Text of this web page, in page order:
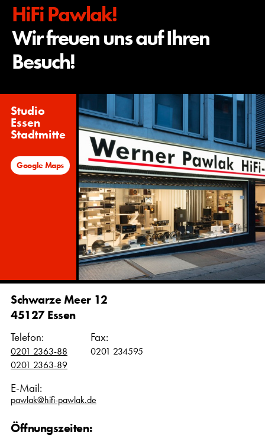
HiFi Pawlak!
Wir freuen uns auf Ihren
Besuch!
Studio
Essen
Stadtmitte
Google Maps
Schwarze Meer 12
45127 Essen
Telefon:
0201 2363-88
0201 2363-89
Fax:
0201 234595
E-Mail:
pawlak@hifi-pawlak.de
Öffnungszeiten: